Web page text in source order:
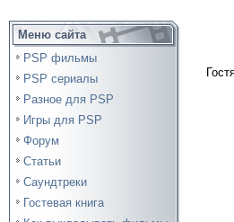
Меню сайта
PSP фильмы
PSP сериалы
Разное для PSP
Игры для PSP
Форум
Статьи
Саундтреки
Гостевая книга